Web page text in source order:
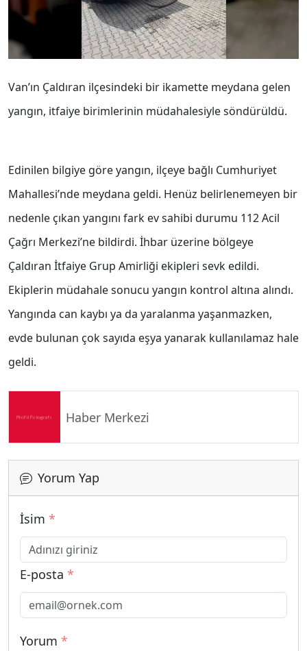
Van’ın Çaldıran ilçesindeki bir ikamette meydana gelen
yangın, itfaiye birimlerinin müdahalesiyle söndürüldü.
Edinilen bilgiye göre yangın, ilçeye bağlı Cumhuriyet
Mahallesi’nde meydana geldi. Henüz belirlenemeyen bir
nedenle çıkan yangını fark ev sahibi durumu 112 Acil
Çağrı Merkezi’ne bildirdi. İhbar üzerine bölgeye
Çaldıran İtfaiye Grup Amirliği ekipleri sevk edildi.
Ekiplerin müdahale sonucu yangın kontrol altına alındı.
Yangında can kaybı ya da yaralanma yaşanmazken,
evde bulunan çok sayıda eşya yanarak kullanılamaz hale
geldi.
Haber Merkezi
Yorum Yap
İsim *
E-posta *
Yorum *